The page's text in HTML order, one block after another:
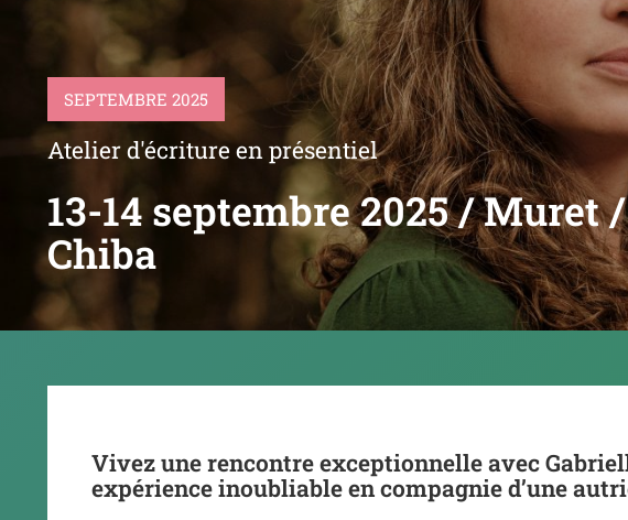
SEPTEMBRE 2025
Atelier d'écriture en présentiel
13-14 septembre 2025 /
Chiba
Vivez une rencontre exceptionnelle avec
expérience inoubliable en compagnie d’une